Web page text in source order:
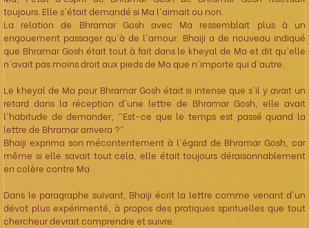
toujours. Elle s'était demandé si Ma l'aimait ou non.
La relation de Bhramar Gosh avec Ma ressemblait plus à un
engouement passager qu'à de l'amour. Bhaiji a de nouveau indiqué
que Bhramar Gosh était tout à fait dans le kheyal de Ma et dit qu'elle
n'avait pas moins droit aux pieds de Ma que n'importe qui d'autre.
Le kheyal de Ma pour Bhramar Gosh était si intense que s'il y avait un
retard dans la réception d'une lettre de Bhramar Gosh, elle avait
l'habitude de demander, "Est-ce que le temps est passé quand la
lettre de Bhramar arrivera ?"
Bhaiji exprima son mécontentement à l'égard de Bhramar Gosh, car
même si elle savait tout cela, elle était toujours déraisonnablement
en colère contre Ma.
Dans le paragraphe suivant, Bhaiji écrit la lettre comme venant d'un
dévot plus expérimenté, à propos des pratiques spirituelles que tout
chercheur devrait comprendre et suivre.